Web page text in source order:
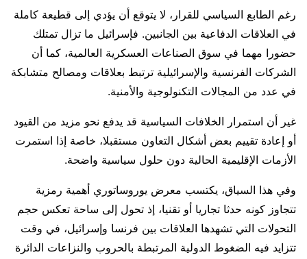
رغم الطابع السياسي للقرار، لا يتوقع أن يؤدي إلى قطيعة كاملة
في العلاقات الدفاعية بين الجانبين. فإسرائيل ما تزال تمتلك
حضورا مهما في سوق الصناعات العسكرية العالمية، كما أن
الشركات الفرنسية والإسرائيلية ترتبط بعلاقات ومصالح متشابكة
في عدد من المجالات التكنولوجية والأمنية.
غير أن استمرار الخلافات السياسية قد يدفع نحو مزيد من القيود
أو إعادة تقييم بعض أشكال التعاون مستقبلا، خاصة إذا استمرت
الأزمات الإقليمية الحالية دون حلول سياسية واضحة.
وفي هذا السياق، يكتسب معرض يوروساتوري أهمية رمزية
تتجاوز كونه حدثا تجاريا أو تقنيا، إذ تحول إلى ساحة تعكس حجم
التحولات التي تشهدها العلاقات بين فرنسا وإسرائيل، في وقت
تتزايد فيه الضغوط الدولية المرتبطة بالحروب والنزاعات الدائرة